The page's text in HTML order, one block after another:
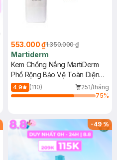
553.000 ₫1.350.000 ₫
Martiderm
Kem Chống Nắng MartiDerm
Phổ Rộng Bảo Vệ Toàn Diện
40ml
4.9 (110)
251/tháng
75%
-49%